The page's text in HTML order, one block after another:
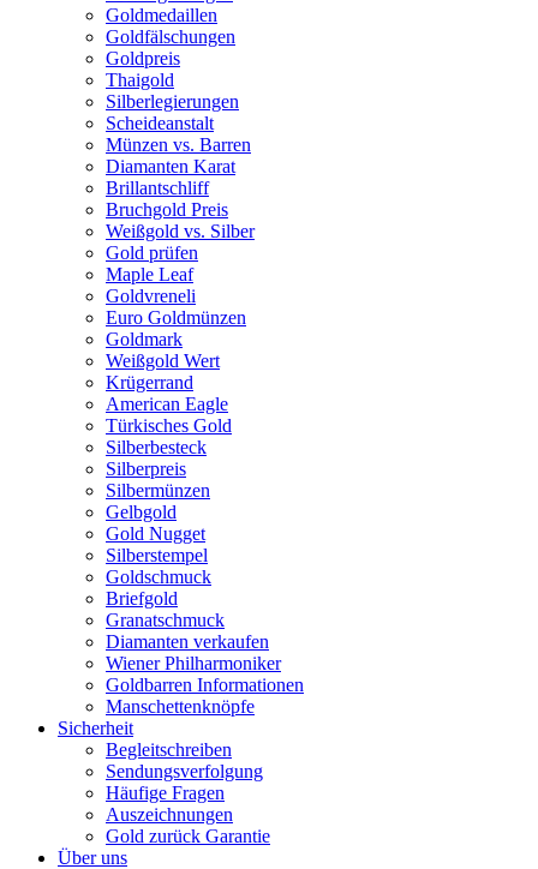
Goldmedaillen
Goldfälschungen
Goldpreis
Thaigold
Silberlegierungen
Scheideanstalt
Münzen vs. Barren
Diamanten Karat
Brillantschliff
Bruchgold Preis
Weißgold vs. Silber
Gold prüfen
Maple Leaf
Goldvreneli
Euro Goldmünzen
Goldmark
Weißgold Wert
Krügerrand
American Eagle
Türkisches Gold
Silberbesteck
Silberpreis
Silbermünzen
Gelbgold
Gold Nugget
Silberstempel
Goldschmuck
Briefgold
Granatschmuck
Diamanten verkaufen
Wiener Philharmoniker
Goldbarren Informationen
Manschettenknöpfe
Sicherheit
Begleitschreiben
Sendungsverfolgung
Häufige Fragen
Auszeichnungen
Gold zurück Garantie
Über uns